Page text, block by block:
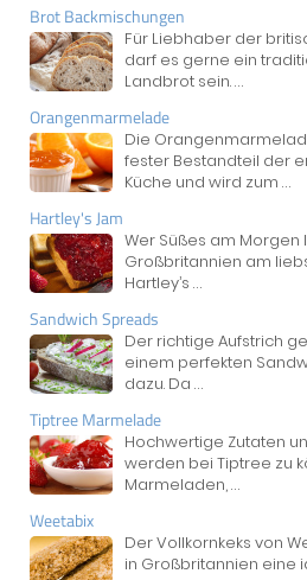
Brot Backmischungen
Für Liebhaber der
darf es gerne ein
Landbrot sein....
Orangenmarmelade
Die
fester Bestandteil der
Küche und wird zum ...
Hartley's Jam
Wer Süßes am Morgen
Großbritannien am
Hartley’s ...
Sandwich Spreads
Der richtige Aufstrich
einem perfekten
dazu. Da ...
Tiptree Marmelade
Hochwertige Zutaten
werden bei Tiptree zu
Marmeladen,...
Weetabix
Der Vollkornkeks von
in Großbritannien eine